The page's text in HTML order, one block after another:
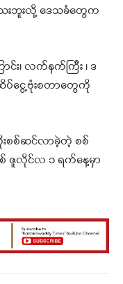
းဘူးလို့ ဒေသခံတွေက
င်း၊ လက်နက်ကြီး ၊ ဒ
ပ်ငွေ့ဗုံးစတာ‌တွေကို
စစ်ဆင်လာခဲ့တဲ့ စစ်
ဇူလိုင်လ ၁ ရက်နေ့မှာ